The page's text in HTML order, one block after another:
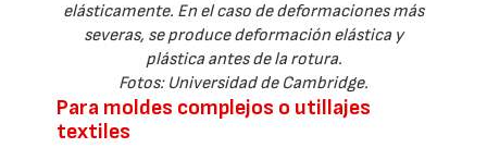
elásticamente. En el caso de deformaciones más
severas, se produce deformación elástica y
plástica antes de la rotura.
Fotos: Universidad de Cambridge.
Para moldes complejos o utillajes
textiles